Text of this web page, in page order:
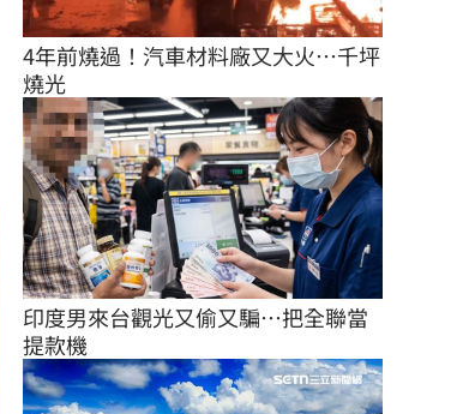
4年前燒過！汽車材料廠又大火…千坪
燒光
印度男來台觀光又偷又騙…把全聯當
提款機